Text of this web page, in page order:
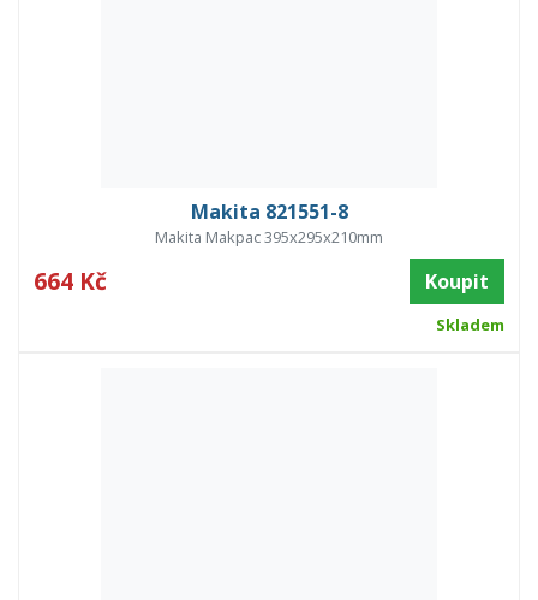
Makita 821551-8
Makita Makpac 395x295x210mm
664 Kč Koupit
Skladem